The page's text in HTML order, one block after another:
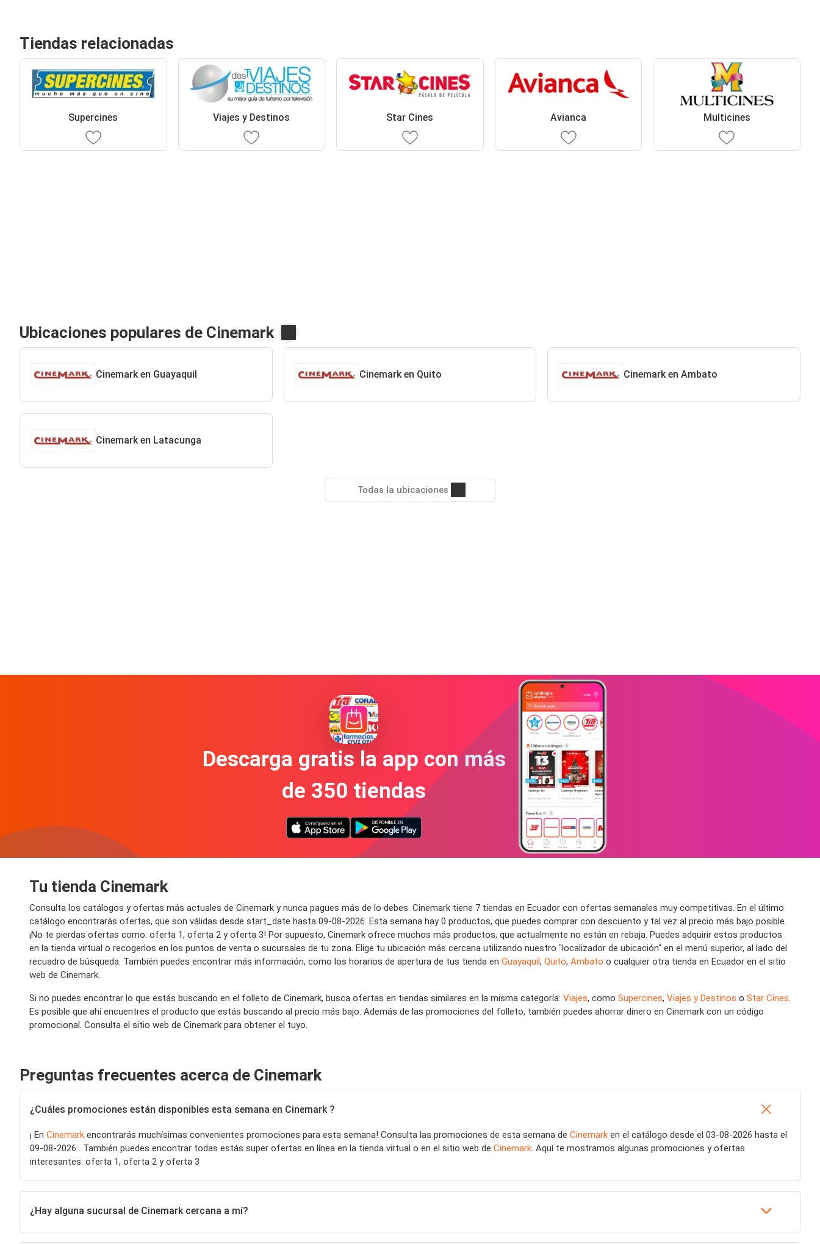
Tiendas relacionadas
Supercines Viajes y Destinos Star Cines Avianca Multicines
Ubicaciones populares de Cinemark
Cinemark en Guayaquil Cinemark en Quito Cinemark en Ambato
Cinemark en Latacunga
Todas la ubicaciones
Descarga gratis la app con más
de 350 tiendas
Tu tienda Cinemark
Consulta los catálogos y ofertas más actuales de Cinemark y nunca pagues más de lo debes. Cinemark tiene 7 tiendas en Ecuador con ofertas semanales muy competitivas. En el último
catálogo encontrarás ofertas, que son válidas desde start_date hasta 09-08-2026. Esta semana hay 0 productos, que puedes comprar con descuento y tal vez al precio más bajo posible.
¡No te pierdas ofertas como: oferta 1, oferta 2 y oferta 3! Por supuesto, Cinemark ofrece muchos más productos, que actualmente no están en rebaja. Puedes adquirir estos productos
en la tienda virtual o recogerlos en los puntos de venta o sucursales de tu zona. Elige tu ubicación más cercana utilizando nuestro "localizador de ubicación" en el menú superior, al lado del
recuadro de búsqueda. También puedes encontrar más información, como los horarios de apertura de tus tienda en Guayaquil, Quito, Ambato o cualquier otra tienda en Ecuador en el sitio
web de Cinemark.
Si no puedes encontrar lo que estás buscando en el folleto de Cinemark, busca ofertas en tiendas similares en la misma categoría: Viajes, como Supercines, Viajes y Destinos o Star Cines.
Es posible que ahí encuentres el producto que estás buscando al precio más bajo. Además de las promociones del folleto, también puedes ahorrar dinero en Cinemark con un código
promocional. Consulta el sitio web de Cinemark para obtener el tuyo.
Preguntas frecuentes acerca de Cinemark
¿Cuáles promociones están disponibles esta semana en Cinemark ?
¡ En Cinemark encontrarás muchísimas convenientes promociones para esta semana! Consulta las promociones de esta semana de Cinemark en el catálogo desde el 03-08-2026 hasta el
09-08-2026 . También puedes encontrar todas estás super ofertas en línea en la tienda virtual o en el sitio web de Cinemark. Aquí te mostramos algunas promociones y ofertas
interesantes: oferta 1, oferta 2 y oferta 3
¿Hay alguna sucursal de Cinemark cercana a mí?